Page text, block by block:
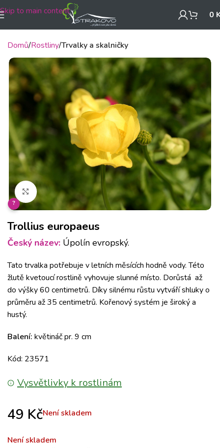
Skip to main content 0
Domů Rostliny Trvalky a skalničky
Klikněte pro zvětšení
?
Trollius europaeus
Český název: Úpolín evropský.
Tato trvalka potřebuje v letních měsících hodně vody. Této
žlutě kvetoucí rostlině vyhovuje slunné místo. Dorůstá až
do výšky 60 centimetrů. Díky silnému růstu vytváří shluky o
průměru až 35 centimetrů. Kořenový systém je široký a
hustý.
Balení: květináč pr. 9 cm
Kód: 23571
Vysvětlivky k rostlinám
49 KčNení skladem
Není skladem